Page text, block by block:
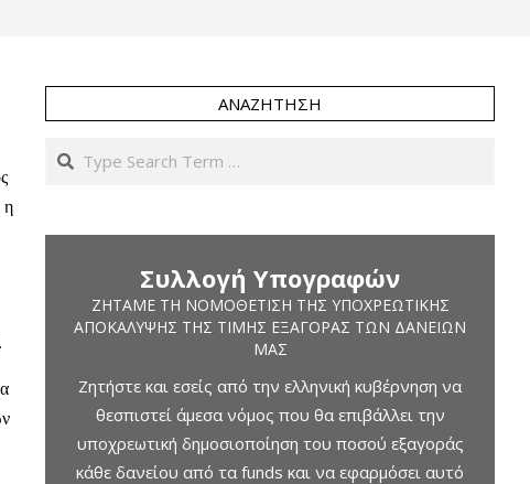
η
ΑΝΑΖΉΤΗΣΗ
Search
Συλλογή Υπογραφών
ΖΗΤΆΜΕ ΤΗ ΝΟΜΟΘΈΤΙΣΗ ΤΗΣ ΥΠΟΧΡΕΩΤΙΚΉΣ
ΑΠΟΚΆΛΥΨΗΣ ΤΗΣ ΤΙΜΉΣ ΕΞΑΓΟΡΆΣ ΤΩΝ ΔΑΝΕΊΩΝ
ΜΑΣ
Ζητήστε και εσείς από την ελληνική κυβέρνηση να
θεσπιστεί άμεσα νόμος που θα επιβάλλει την
υποχρεωτική δημοσιοποίηση του ποσού εξαγοράς
κάθε δανείου από τα funds και να εφαρμόσει αυτό